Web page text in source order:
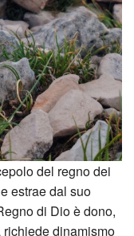
del regno dei
estrae dal suo
di Dio è dono,
richiede dinamismo